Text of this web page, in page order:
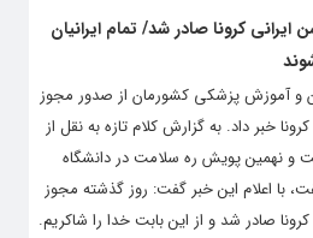
کرونا صادر شد/ تمام ایرانیان
و آموزش پزشکی کشورمان از صدور مجوز
خبر داد. به گزارش کلام تازه به نقل از
و نهمین پویش ره سلامت در دانشگاه
با اعلام این خبر گفت: روز گذشته مجوز
صادر شد و از این بابت خدا را شاکریم.